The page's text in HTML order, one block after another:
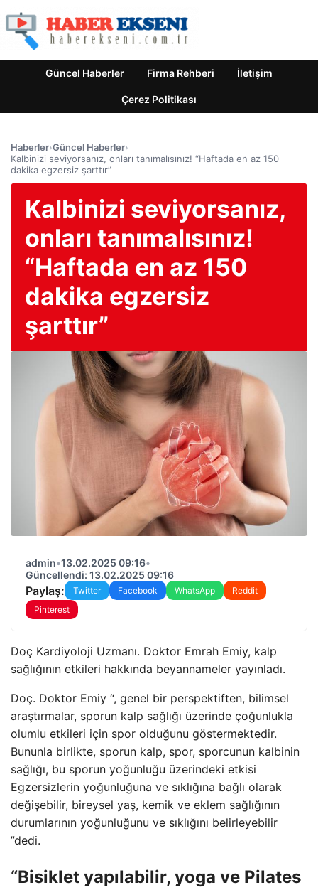
Güncel Haberler Firma Rehberi İletişim
Çerez Politikası
Haberler›Güncel Haberler›
Kalbinizi seviyorsanız, onları tanımalısınız! “Haftada en az 150
dakika egzersiz şarttır”
Kalbinizi seviyorsanız,
onları tanımalısınız!
“Haftada en az 150
dakika egzersiz
şarttır”
admin•13.02.2025 09:16•
Güncellendi: 13.02.2025 09:16
Paylaş: Twitter Facebook WhatsApp
Reddit
Pinterest
Doç Kardiyoloji Uzmanı. Doktor Emrah Emiy, kalp
sağlığının etkileri hakkında beyannameler yayınladı.
Doç. Doktor Emiy “, genel bir perspektiften, bilimsel
araştırmalar, sporun kalp sağlığı üzerinde çoğunlukla
olumlu etkileri için spor olduğunu göstermektedir.
Bununla birlikte, sporun kalp, spor, sporcunun kalbinin
sağlığı, bu sporun yoğunluğu üzerindeki etkisi
Egzersizlerin yoğunluğuna ve sıklığına bağlı olarak
değişebilir, bireysel yaş, kemik ve eklem sağlığının
durumlarının yoğunluğunu ve sıklığını belirleyebilir
”dedi.
“Bisiklet yapılabilir, yoga ve Pilates